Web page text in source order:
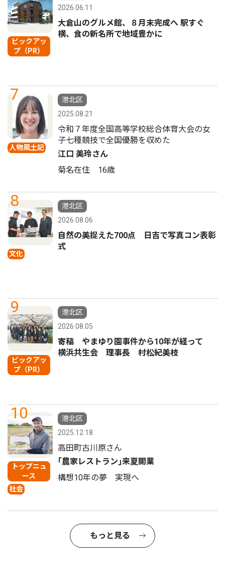
ピックアッ
プ（PR）
2026.06.11
大倉山のグルメ館、８月末完成へ 駅すぐ
横、食の新名所で地域豊かに
7
人物風土記
港北区
2025.08.21
令和７年度全国高等学校総合体育大会の女
子七種競技で全国優勝を収めた
江口 美玲さん
菊名在住 16歳
8
文化
港北区
2026.08.06
自然の美捉えた700点 日吉で写真コン表彰
式
9
ピックアッ
プ（PR）
港北区
2026.08.05
寄稿 やまゆり園事件から10年が経って
横浜共生会 理事長 村松紀美枝
10
トップニュ
ース
社会
港北区
2025.12.18
高田町古川原さん
｢農家レストラン｣来夏開業
構想10年の夢 実現へ
もっと見る